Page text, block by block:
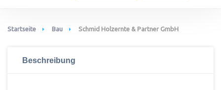
Startseite Bau Schmid Holzernte & Partner GmbH
Beschreibung